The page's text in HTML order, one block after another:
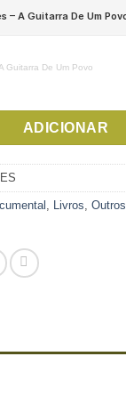
Guitarra De Um Povo
Paredes - A
ADICIONAR
, Livros, Outros